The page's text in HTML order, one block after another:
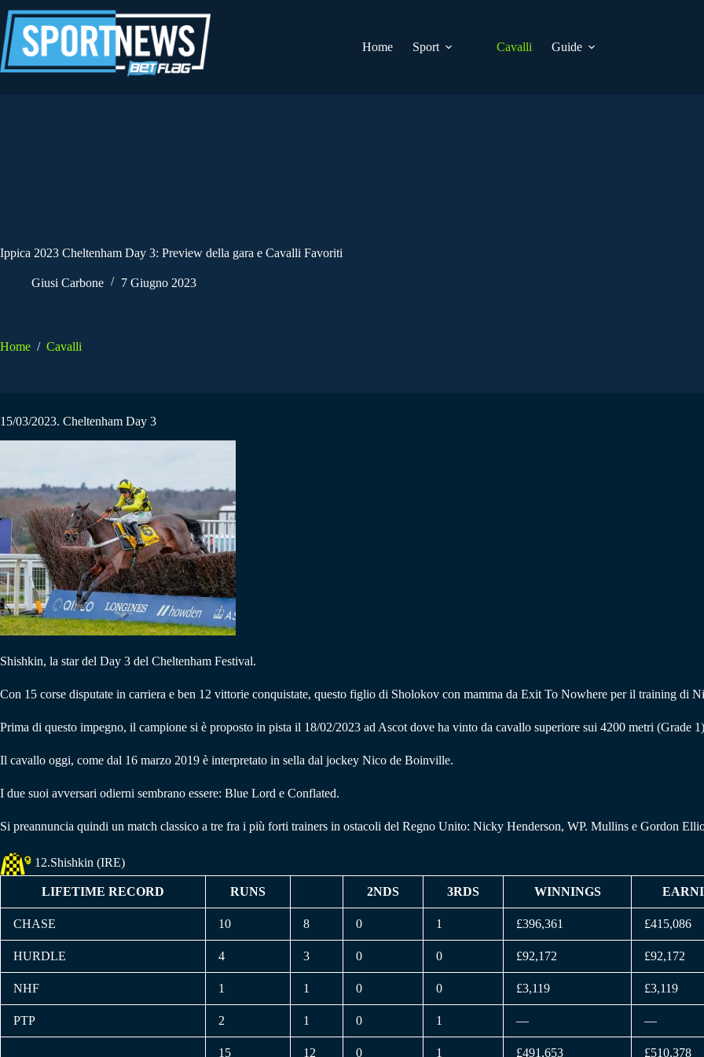
al
contenuto
Home
Sport Cavalli Guide
Ippica 2023 Cheltenham Day 3: Preview della gara e Cavalli Favoriti
Giusi Carbone 7 Giugno 2023
Home / Cavalli
15/03/2023. Cheltenham Day 3
Shishkin, la star del Day 3 del Cheltenham Festival.
Con 15 corse disputate in carriera e ben 12 vittorie conquistate, questo figlio di Sholokov con mamma da Exit To Nowhere per il training di
Prima di questo impegno, il campione si è proposto in pista il 18/02/2023 ad Ascot dove ha vinto da cavallo superiore sui 4200 metri (Grade
Il cavallo oggi, come dal 16 marzo 2019 è interpretato in sella dal jockey Nico de Boinville.
I due suoi avversari odierni sembrano essere: Blue Lord e Conflated.
Si preannuncia quindi un match classico a tre fra i più forti trainers in ostacoli del Regno Unito: Nicky Henderson, WP. Mullins e Gordon
12.Shishkin (IRE)
LIFETIME RECORD RUNS 2NDS 3RDS WINNINGS
CHASE 10 8 0 1 £396,361 £415,086
HURDLE 4 3 0 0 £92,172 £92,172
NHF 1 1 0 0 £3,119 £3,119
PTP 2 1 0 1 — —
15 12 0 1 £491,653 £510,378